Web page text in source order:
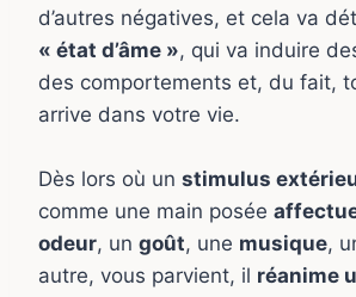
d’autres négatives, et cela va
« état d’âme », qui va induire
des comportements et, du fait,
arrive dans votre vie.
Dès lors où un stimulus
comme une main posée
odeur, un goût, une musique,
autre, vous parvient, il réanime